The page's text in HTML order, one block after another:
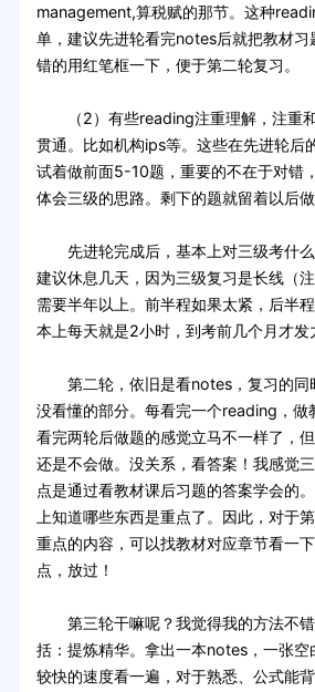
management,算税赋的那节。这种
单，建议先进轮看完notes后就把教材习
错的用红笔框一下，便于第二轮复习。
（2）有些reading注重理解，注重和
贯通。比如机构ips等。这些在先进轮后
试着做前面5-10题，重要的不在于对错
体会三级的思路。剩下的题就留着以后做
先进轮完成后，基本上对三级考什么
建议休息几天，因为三级复习是长线（
需要半年以上。前半程如果太紧，后半
本上每天就是2小时，到考前几个月才发
第二轮，依旧是看notes，复习的同
没看懂的部分。每看完一个reading，做
看完两轮后做题的感觉立马不一样了，
还是不会做。没关系，看答案！我感觉
点是通过看教材课后习题的答案学会的
上知道哪些东西是重点了。因此，对于
重点的内容，可以找教材对应章节看一
点，放过！
第三轮干嘛呢？我觉得我的方法不错
括：提炼精华。拿出一本notes，一张
较快的速度看一遍，对于熟悉、公式能